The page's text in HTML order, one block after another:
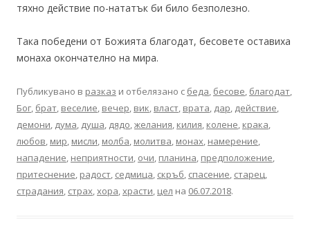
тяхно действие по-нататък би било безполезно.
Така победени от Божията благодат, бесовете оставиха
монаха окончателно на мира.
Публикувано в разказ и отбелязано с беда, бесове, благодат,
Бог, брат, веселие, вечер, вик, власт, врата, дар, действие,
демони, дума, душа, дядо,желания, килия, колене, крака,
любов, мир, мисли, молба, молитва, монах, намерение,
нападение, неприятности, очи, планина, предположение,
притеснение, радост, седмица, скръб, спасение, старец,
страдания, страх,хора,храсти, цел на 06.07.2018.